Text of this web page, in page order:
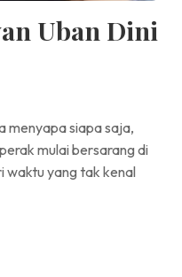
Uban Dini
menyapa siapa saja,
mulai bersarang di
waktu yang tak kenal